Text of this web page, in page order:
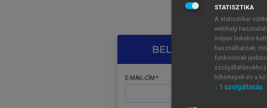
A
BELÉPÉS SAJÁT
E-MAIL-CÍM
STATISZTIKA
A statisztikai
webhely
milyen linkekre
használhatóak,
funkcióinak
hőtérképek és a
↓ 1 szolgáltatás